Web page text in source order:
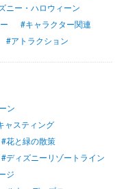
ニー・ハロウィーン
#キャラクター関連
#アトラクション
ン
ャスティング
#花と緑の散策
#ディズニーリゾートライン
ジ